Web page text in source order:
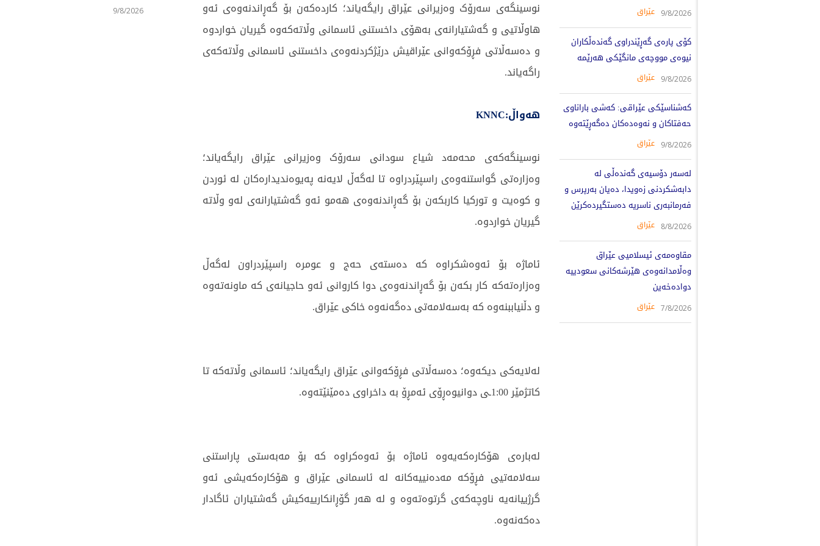
9/8/2026 عێراق
کۆی پارەی گەڕێندراوی گەندەڵکاران
نیوەی مووچەی مانگێکی هەرێمە
9/8/2026 عێراق
کەشناسێکی عێراقی: کەشی باراناوی
حەفتاکان و نەوەدەکان دەگەڕێتەوە
9/8/2026 عێراق
لەسەر دۆسیەی گەندەڵی لە
دابەشکردنی زەویدا، دەیان بەرپرس و
فەرمانبەری ناسریە دەستگیردەکرێن
8/8/2026 عێراق
مقاوەمەی ئیسلامیی عێراق
وەڵامدانەوەی هێرشەکانی سعودییە
دوادەخەین
7/8/2026 عێراق
نوسینگەى سەرۆک وەزیرانى عێراق رایگەیاند؛ کاردەکەن بۆ گەڕاندنەوەى ئەو
هاوڵاتیی و گەشتیارانەى بەهۆى داخستنى ئاسمانى وڵاتەکەوە گیریان خواردوە
و دەسەڵاتى فڕۆکەوانى عێراقیش درێژکردنەوەى داخستنى ئاسمانى وڵاتەکەى
راگەیاند.
هەواڵ:KNNC
نوسینگەکەى محەمەد شیاع سودانى سەرۆک وەزیرانى عێراق رایگەیاند؛
وەزارەتى گواستنەوەى راسپێردراوە تا لەگەڵ لایەنە پەیوەندیدارەکان لە ئوردن
و کوەیت و تورکیا کاربکەن بۆ گەڕاندنەوەى هەمو ئەو گەشتیارانەى لەو وڵاتە
گیریان خواردوە.
ئاماژە بۆ ئەوەشکراوە کە دەستەى حەج و عومرە راسپێردراون لەگەڵ
وەزارەتەکە کار بکەن بۆ گەڕاندنەوەى دوا کاروانى ئەو حاجیانەى کە ماونەتەوە
و دڵنیاببنەوە کە بەسەلامەتى دەگەنەوە خاکى عێراق.
لەلایەکى دیکەوە؛ دەسەڵاتى فڕۆکەوانى عێراق رایگەیاند؛ ئاسمانى وڵاتەکە تا
کاتژمێر 1:00ـى دوانیوەڕۆى ئەمڕۆ بە داخراوی دەمێنێتەوە.
لەبارەى هۆکارەکەیەوە ئاماژە بۆ ئەوەکراوە کە بۆ مەبەستى پاراستنى
سەلامەتیی فڕۆکە مەدەنییەکانە لە ئاسمانى عێراق و هۆکارەکەیشى ئەو
گرژییانەیە ناوچەکەى گرتوەتەوە و لە هەر گۆڕانکارییەکیش گەشتیاران ئاگادار
دەکەنەوە.
9/8/2026